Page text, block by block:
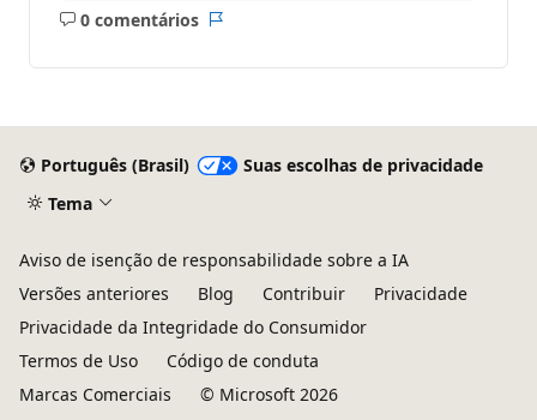
0 comentários
Sem
Português (Brasil)
Suas escolhas de privacidade
Tema
Aviso de isenção de responsabilidade sobre a IA
Versões anteriores
Blog Contribuir
Privacidade
Privacidade da Integridade do Consumidor
Termos de Uso
Código de conduta
Marcas Comerciais
© Microsoft 2026